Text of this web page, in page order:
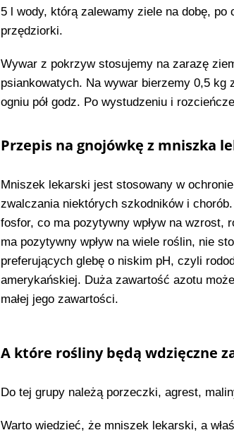
5 l wody, którą zalewamy ziele na dobę,
przędziorki.
Wywar z pokrzyw stosujemy na zarazę
psiankowatych. Na wywar bierzemy 0,5 kg
ogniu pół godz. Po wystudzeniu i
Przepis na gnojówkę z mniszka
Mniszek lekarski jest stosowany w
zwalczania niektórych szkodników i
fosfor, co ma pozytywny wpływ na wzrost,
ma pozytywny wpływ na wiele roślin, nie
preferujących glebę o niskim pH, czyli
amerykańskiej. Duża zawartość azotu
małej jego zawartości.
A które rośliny będą wdzięczne
Do tej grupy należą porzeczki, agrest,
Warto wiedzieć, że mniszek lekarski, a